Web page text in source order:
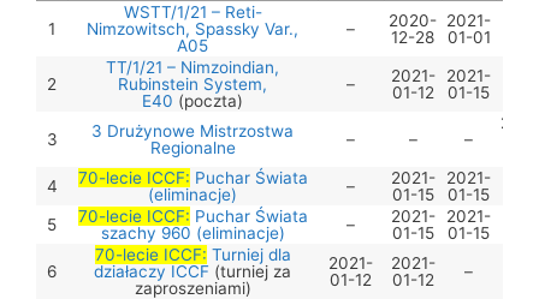
1
WSTT/1/21 – Reti-
Nimzowitsch, Spassky Var.,
A05
–
2020-
12-28
2021-
01-01
2
TT/1/21 – Nimzoindian,
Rubinstein System,
E40 (poczta)
–
2021-
01-12
2021-
01-15
3
3 Drużynowe Mistrzostwa
Regionalne
– – –
4
70-lecie ICCF: Puchar Świata
(eliminacje)
–
2021-
01-15
2021-
01-15
5
70-lecie ICCF: Puchar Świata
szachy 960 (eliminacje)
–
2021-
01-15
2021-
01-15
6
70-lecie ICCF: Turniej dla
działaczy ICCF (turniej za
zaproszeniami)
2021-
01-12
2021-
01-12
–